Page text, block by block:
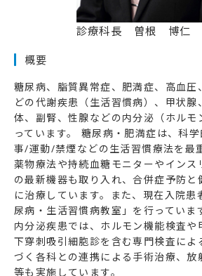
診療科長 曽根 博仁
概要
糖尿病、脂質異常症、肥満症、高血圧
どの代謝疾患（生活習慣病）、甲状腺
体、副腎、性腺などの内分泌（ホルモ
っています。 糖尿病・肥満症は、科
事/運動/禁煙などの生活習慣療法を最
薬物療法や持続血糖モニターやインス
の最新機器も取り入れ、合併症予防と
に治療しています。また、現在入院患
尿病・生活習慣病教室」を行っていま
内分泌疾患では、ホルモン機能検査や
下穿刺吸引細胞診を含む専門検査によ
づく各科との連携による手術治療、放
等も実施しています。